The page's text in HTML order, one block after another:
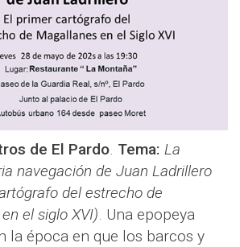
de El Pardo. Tema: La
navegación de Juan Ladrillero
del estrecho de
el siglo XVI). Una epopeya
la época en que los barcos y